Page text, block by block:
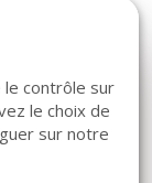
passez de
et voilier à
moteurs
le contrôle sur
le choix de
sur notre